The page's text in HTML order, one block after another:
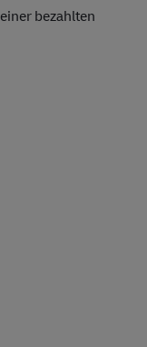
bezahlten